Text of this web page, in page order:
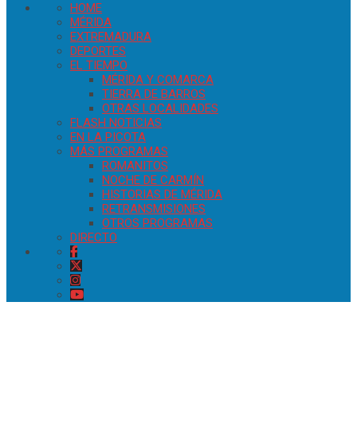
HOME
MÉRIDA
EXTREMADURA
DEPORTES
EL TIEMPO
MÉRIDA Y COMARCA
TIERRA DE BARROS
OTRAS LOCALIDADES
FLASH NOTICIAS
EN LA PICOTA
MÁS PROGRAMAS
ROMANITOS
NOCHE DE CARMÍN
HISTORIAS DE MÉRIDA
RETRANSMISIONES
OTROS PROGRAMAS
DIRECTO